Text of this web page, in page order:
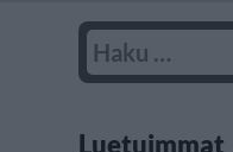
Luetuimmat